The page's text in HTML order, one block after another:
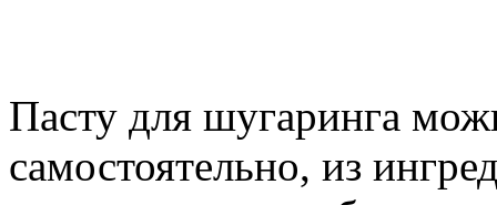
Пасту для шугаринга
самостоятельно, из